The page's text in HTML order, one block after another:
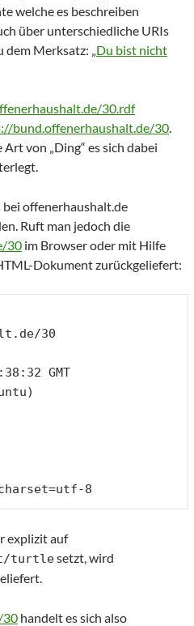
welche es beschreiben
über unterschiedliche URIs
Merksatz: „Du bist nicht
30.rdf
bund.offenerhaushalt.de/30.
von „Ding“ es sich dabei
bei offenerhaushalt.de
Ruft man jedoch die
30 im Browser oder mit Hilfe
Dokument zurückgeliefert:
30
GMT
8
explizit auf
turtlesetzt, wird
30 handelt es sich also